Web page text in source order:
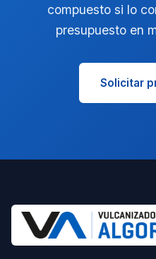
compuesto si lo
presupuesto en
Solicitar